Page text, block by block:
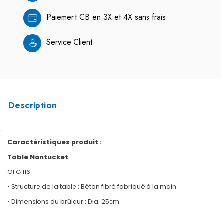
Paiement CB en 3X et 4X sans frais
Service Client
Description
Caractéristiques produit :
Table Nantucket
OFG 116
• Structure de la table : Béton fibré fabriqué à la main
• Dimensions du brûleur : Dia. 25cm